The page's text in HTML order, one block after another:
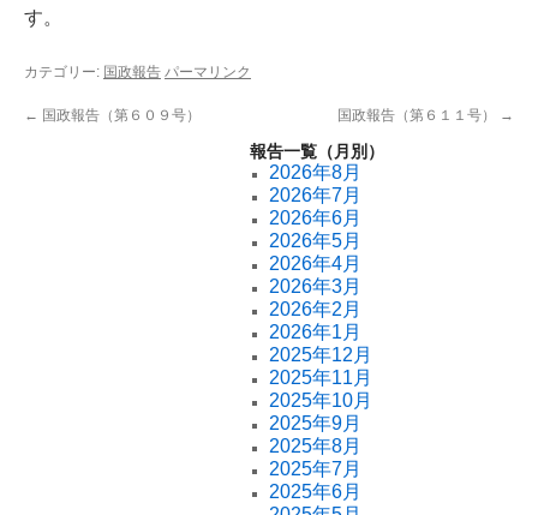
す。
カテゴリー: 国政報告 パーマリンク
← 国政報告（第６０９号） 国政報告（第６１１号） →
報告一覧（月別）
2026年8月
2026年7月
2026年6月
2026年5月
2026年4月
2026年3月
2026年2月
2026年1月
2025年12月
2025年11月
2025年10月
2025年9月
2025年8月
2025年7月
2025年6月